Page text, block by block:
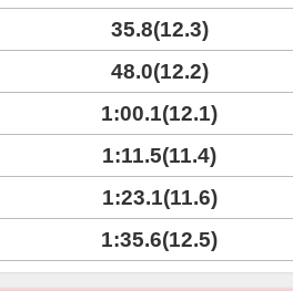
35.8(12.3)
48.0(12.2)
1:00.1(12.1)
1:11.5(11.4)
1:23.1(11.6)
1:35.6(12.5)